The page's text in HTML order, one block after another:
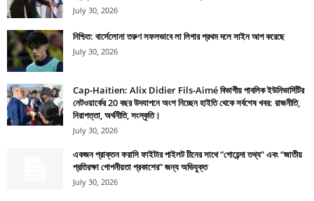
July 30, 2026
নিশ্চিত: বার্সেলোনা তরুণ সফলভাবে লা লিগার প্রথম দলে সাইন আপ করেছে
July 30, 2026
Cap-Haïtien: Alix Didier Fils-Aimé বিভাগীয় পাবলিক ইউনিভার্সিটির
নেটওয়ার্কের 20 বছর উদযাপনে অংশ নিচ্ছেন হাইতি থেকে সর্বশেষ খবর: রাজনীতি,
নিরাপত্তা, অর্থনীতি, সংস্কৃতি।
July 30, 2026
একজন প্রাক্তন ফরাসি ফাইটার পাইলট চীনের সাথে “গোয়েন্দা তথ্য” এবং “জাতীয়
প্রতিরক্ষা গোপনীয়তা প্রকাশের” জন্য অভিযুক্ত
July 30, 2026